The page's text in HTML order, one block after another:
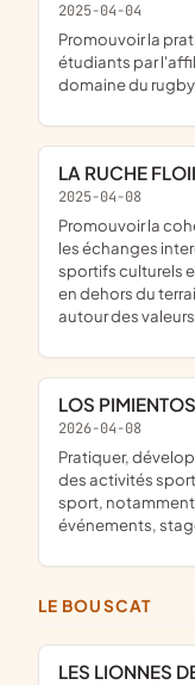
2025-04-04
promouvoir la pratique sportive et l'engagement des
étudiants par
domaine du rugby
LA RUCHE
2025-04-08
promouvoir la cohésion entre joueurs de rugby favoriser
les échanges
sportifs culturels
en dehors du
autour des
LOS
2026-04-08
pratiquer, développer et promouvoir le rugby, organiser
des activités
sport,
événements,
LE BOUSCAT
LES LIONNES